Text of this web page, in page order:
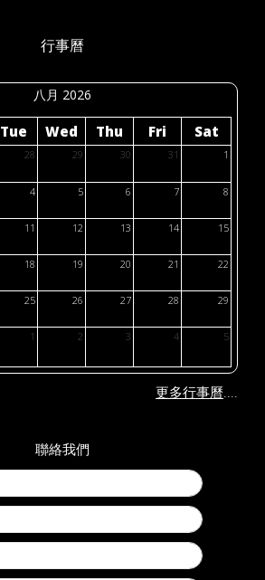
行事曆
八月 2026
Tue Wed Thu Fri Sat
28 29 30 31 1
4 5 6 7 8
11 12 13 14 15
18 19 20 21 22
25 26 27 28 29
1 2 3 4 5
更多行事曆....
聯絡我們